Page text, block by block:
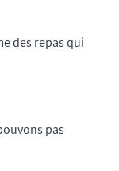
des repas qui
pas